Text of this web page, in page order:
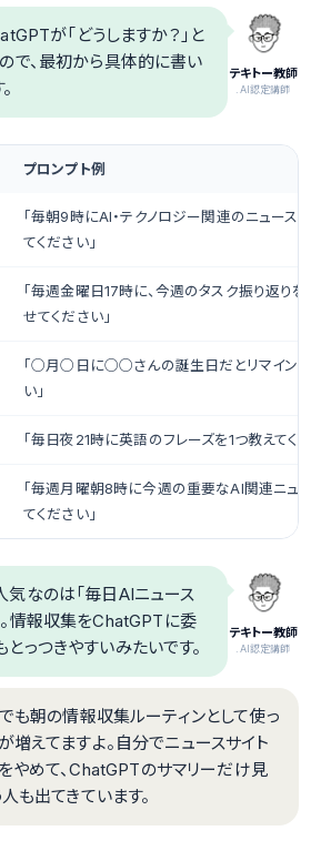
テキトー教師
.AI認定講師
が「どうしますか？」と
で、最初から具体的に書い
プロンプト例
「毎朝9時にAI・テクノロジー関連のニュースを
てください」
「毎週金曜日17時に、今週のタスク振り返りを
せてください」
「○月○日に○○さんの誕生日だとリマインドし
い」
「毎日夜21時に英語のフレーズを1つ教えてくだ
「毎週月曜朝8時に今週の重要なAI関連ニュー
てください」
テキトー教師
.AI認定講師
なのは「毎日AIニュース
情報収集をChatGPTに委
っつきやすいみたいです。
も朝の情報収集ルーティンとして使っ
増えてますよ。自分でニュースサイト
やめて、ChatGPTのサマリーだけ見
人も出てきています。